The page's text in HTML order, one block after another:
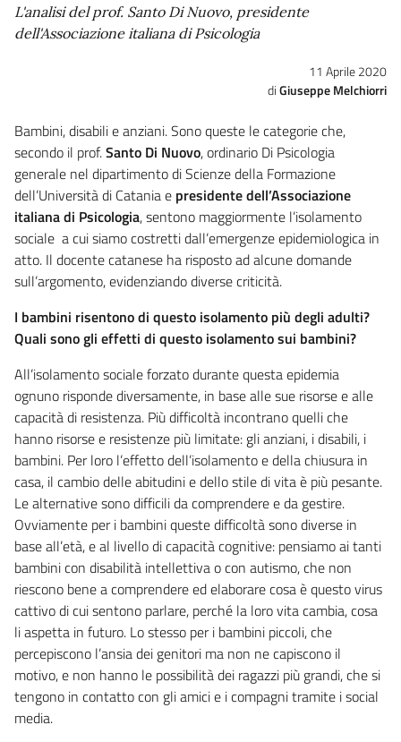
L'analisi del prof. Santo Di Nuovo, presidente
dell'Associazione italiana di Psicologia
11 Aprile 2020
Giuseppe Melchiorri
Bambini, disabili e anziani. Sono queste le categorie che,
secondo il prof.Santo Di Nuovo, ordinario Di Psicologia
generale nel dipartimento di Scienze della Formazione
dell’Università di Catania e presidente dell’Associazione
italiana di Psicologia, sentono maggiormente l’isolamento
sociale a cui siamo costretti dall’emergenze epidemiologica in
atto. Il docente catanese ha risposto ad alcune domande
sull’argomento, evidenziando diverse criticità.
I bambini risentono di questo isolamento più degli adulti?
Quali sono gli effetti di questo isolamento sui bambini?
All’isolamento sociale forzato durante questa epidemia
ognuno risponde diversamente, in base alle sue risorse e alle
capacità di resistenza. Più difficoltà incontrano quelli che
hanno risorse e resistenze più limitate: gli anziani, i disabili, i
bambini. Per loro l’effetto dell’isolamento e della chiusura in
casa, il cambio delle abitudini e dello stile di vita è più pesante.
Le alternative sono difficili da comprendere e da gestire.
Ovviamente per i bambini queste difficoltà sono diverse in
base all’età, e al livello di capacità cognitive: pensiamo ai tanti
bambini con disabilità intellettiva o con autismo, che non
riescono bene a comprendere ed elaborare cosa è questo virus
cattivo di cui sentono parlare, perché la loro vita cambia, cosa
li aspetta in futuro. Lo stesso per i bambini piccoli, che
percepiscono l’ansia dei genitori ma non ne capiscono il
motivo, e non hanno le possibilità dei ragazzi più grandi, che si
tengono in contatto con gli amici e i compagni tramite i social
media.